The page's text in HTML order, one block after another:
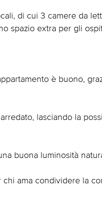
di cui 3 camere da
spazio extra per gli
è buono,
lasciando la
buona luminosità
ama condividere la